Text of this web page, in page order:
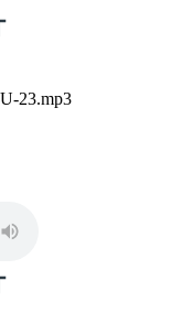
23.mp3